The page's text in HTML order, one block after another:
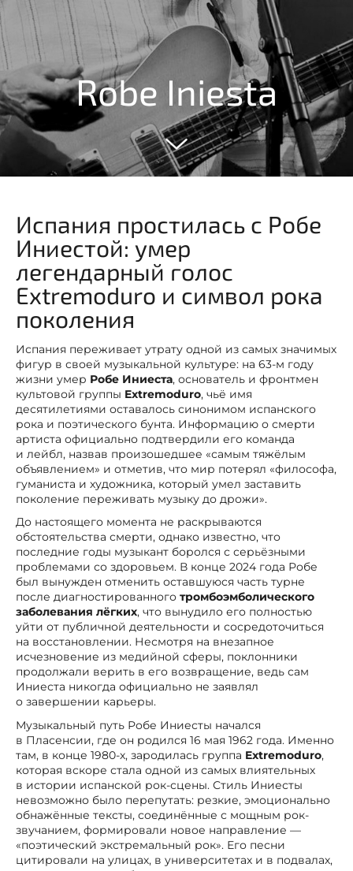
Robe Iniesta
Испания простилась с Робе
Иниестой: умер
легендарный голос
Extremoduro и символ рока
поколения
Испания переживает утрату одной из самых значимых
фигур в своей музыкальной культуре: на 63-м году
жизни умер Робе Иниеста, основатель и фронтмен
культовой группы Extremoduro, чьё имя
десятилетиями оставалось синонимом испанского
рока и поэтического бунта. Информацию о смерти
артиста официально подтвердили его команда
и лейбл, назвав произошедшее «самым тяжёлым
объявлением» и отметив, что мир потерял «философа,
гуманиста и художника, который умел заставить
поколение переживать музыку до дрожи».
До настоящего момента не раскрываются
обстоятельства смерти, однако известно, что
последние годы музыкант боролся с серьёзными
проблемами со здоровьем. В конце 2024 года Робе
был вынужден отменить оставшуюся часть турне
после диагностированного тромбоэмболического
заболевания лёгких, что вынудило его полностью
уйти от публичной деятельности и сосредоточиться
на восстановлении. Несмотря на внезапное
исчезновение из медийной сферы, поклонники
продолжали верить в его возвращение, ведь сам
Иниеста никогда официально не заявлял
о завершении карьеры.
Музыкальный путь Робе Иниесты начался
в Пласенсии, где он родился 16 мая 1962 года. Именно
там, в конце 1980-х, зародилась группа Extremoduro,
которая вскоре стала одной из самых влиятельных
в истории испанской рок-сцены. Стиль Иниесты
невозможно было перепутать: резкие, эмоционально
обнажённые тексты, соединённые с мощным рок-
звучанием, формировали новое направление —
«поэтический экстремальный рок». Его песни
цитировали на улицах, в университетах и в подвалах,